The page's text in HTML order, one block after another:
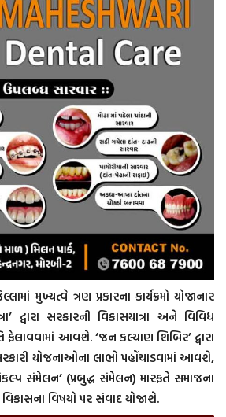
મુખ્યત્વે ત્રણ પ્રકારના કાર્યક્રમો યોજાનાર
દ્વારા સરકારની વિકાસયાત્રા અને વિવિધ
આવશે. ‘જન કલ્યાણ શિબિર’ દ્વારા
યોજનાઓના લાભો પહોંચાડવામાં આવશે,
સંમેલન’ (પ્રબુદ્ધ સંમેલન) મારફતે સમાજના
વિકાસના વિષયો પર સંવાદ યોજાશે.